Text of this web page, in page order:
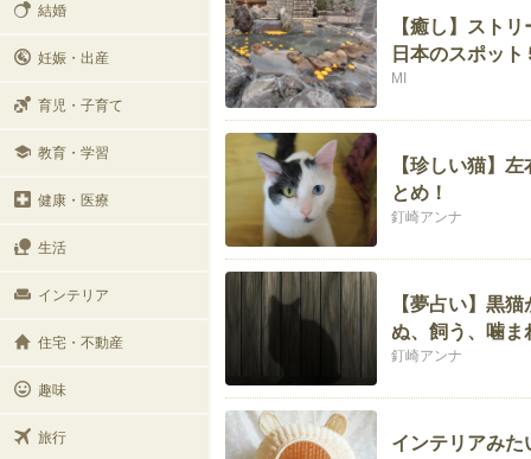
結婚
妊娠・出産
育児・子育て
教育・学習
健康・医療
生活
インテリア
住宅・不動産
趣味
旅行
【癒し】スト
日本のスポット
MI
【珍しい猫】
とめ！
釘崎アンナ
【夢占い】黒
ぬ、飼う、噛ま
釘崎アンナ
インテリアみた